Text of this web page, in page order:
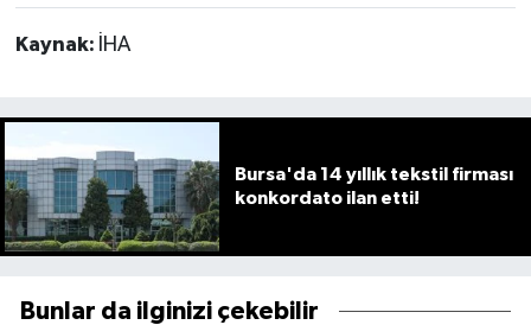
Kaynak: İHA
Bursa'da 14 yıllık tekstil firması
konkordato ilan etti!
Bunlar da ilginizi çekebilir